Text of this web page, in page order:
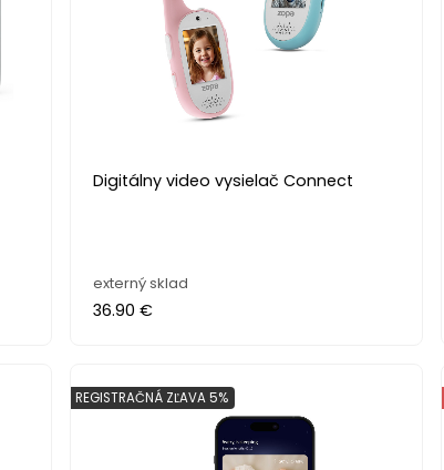
Digitálny video vysielač Connect
externý sklad
36.90 €
REGISTRAČNÁ ZĽAVA 5%